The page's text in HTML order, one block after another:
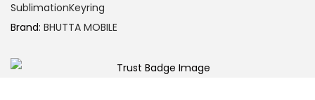
SublimationKeyring
Brand: BHUTTA MOBILE